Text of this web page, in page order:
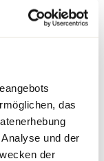
das
und der
der
1230/2012)
rechtlichen
nachstehend
und der Hymer-
für die